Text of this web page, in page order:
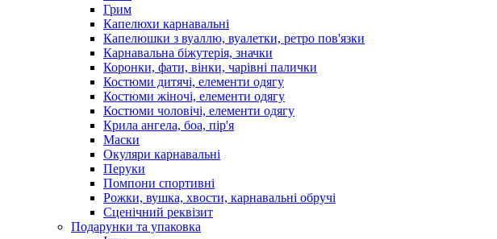
Грим
Капелюхи карнавальні
Капелюшки з вуаллю, вуалетки, ретро пов'язки
Карнавальна біжутерія, значки
Коронки, фати, вінки, чарівні палички
Костюми дитячі, елементи одягу
Костюми жіночі, елементи одягу
Костюми чоловічі, елементи одягу
Крила ангела, боа, пір'я
Маски
Окуляри карнавальні
Перуки
Помпони спортивні
Рожки, вушка, хвости, карнавальні обручі
Сценічний реквізит
Подарунки та упаковка